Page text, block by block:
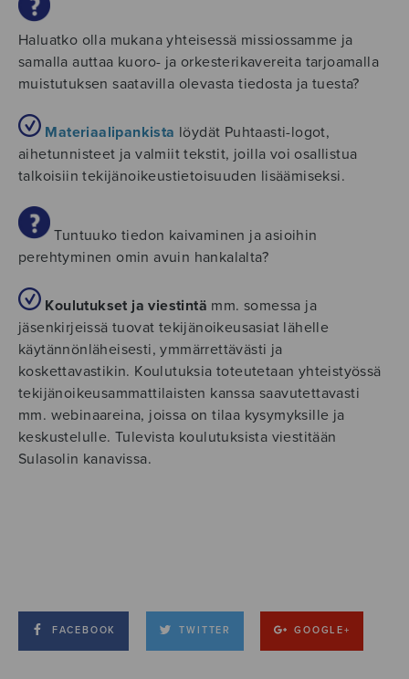
Haluatko olla mukana yhteisessä missiossamme ja
samalla auttaa kuoro- ja orkesterikavereita tarjoamalla
muistutuksen saatavilla olevasta tiedosta ja tuesta?
Materiaalipankista löydät Puhtaasti-logot,
aihetunnisteet ja valmiit tekstit, joilla voi osallistua
talkoisiin tekijänoikeustietoisuuden lisäämiseksi.
Tuntuuko tiedon kaivaminen ja asioihin
perehtyminen omin avuin hankalalta?
Koulutukset ja viestintä mm. somessa ja
jäsenkirjeissä tuovat tekijänoikeusasiat lähelle
käytännönläheisesti, ymmärrettävästi ja
koskettavastikin. Koulutuksia toteutetaan yhteistyössä
tekijänoikeusammattilaisten kanssa saavutettavasti
mm. webinaareina, joissa on tilaa kysymyksille ja
keskustelulle. Tulevista koulutuksista viestitään
Sulasolin kanavissa.
FACEBOOK TWITTER GOOGLE+